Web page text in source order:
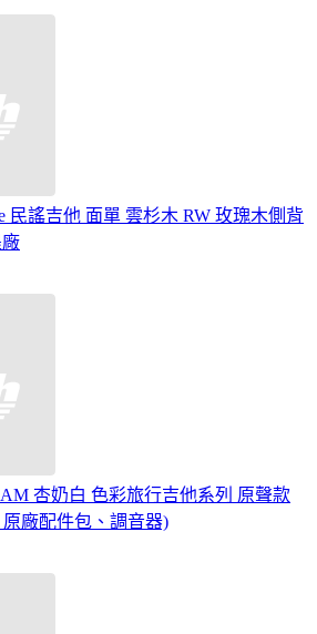
民謠吉他 面單 雲杉木 RW 玫瑰木側背
AM 杏奶白 色彩旅行吉他系列 原聲款
廠配件包、調音器)